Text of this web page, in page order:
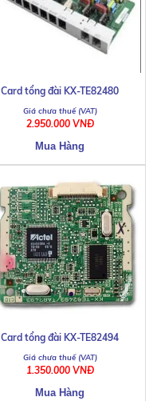
Card tổng đài KX-TE82480
2.950.000 VNĐ
Card tổng đài KX-TE82494
1.350.000 VNĐ